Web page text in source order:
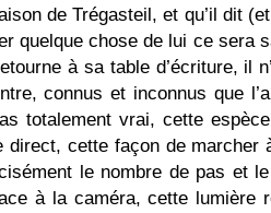
de Trégasteil, et qu’il dit
quelque chose de lui ce sera
à sa table d’écriture, il
connus et inconnus que
totalement vrai, cette
direct, cette façon de marcher
le nombre de pas et
à la caméra, cette lumière